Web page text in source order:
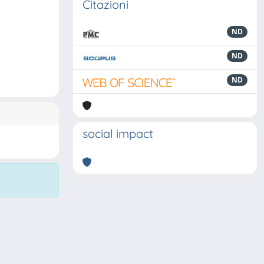
Citazioni
ND
ND
ND
social impact